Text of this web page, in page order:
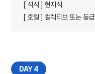
[ 석식 ] 현지식
[ 호텔 ] 컬렉티브 또는 동급
DAY 4